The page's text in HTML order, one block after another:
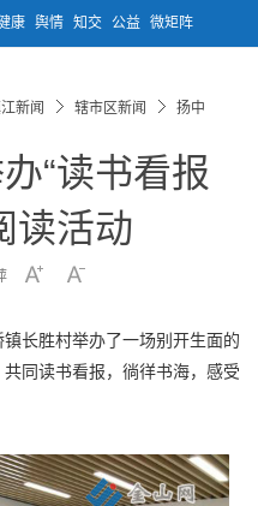
康 舆情 知交 公益 微矩阵
新闻 辖市区新闻 扬中
“读书看报
读活动
长胜村举办了一场别开生面的
同读书看报，徜徉书海，感受